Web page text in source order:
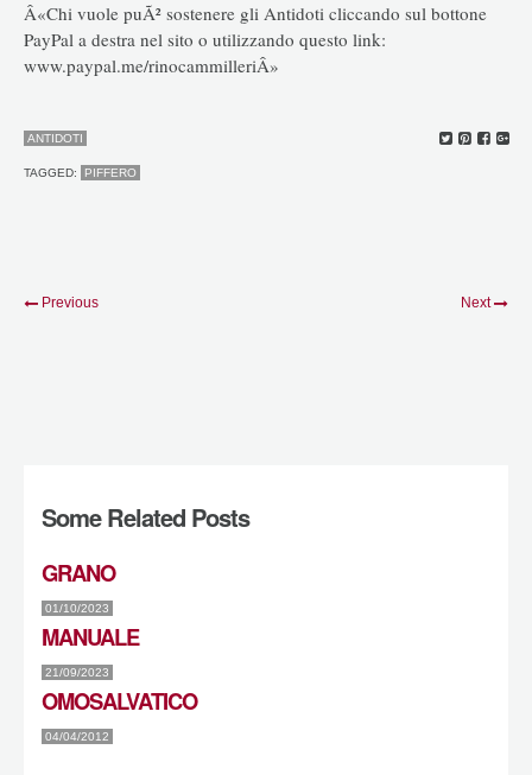
Â«Chi vuole puÃ² sostenere gli Antidoti cliccando sul bottone
PayPal a destra nel sito o utilizzando questo link:
www.paypal.me/rinocammilleriÂ»
ANTIDOTI
TAGGED: PIFFERO
Previous Next
Some Related Posts
GRANO
01/10/2023
MANUALE
21/09/2023
OMOSALVATICO
04/04/2012